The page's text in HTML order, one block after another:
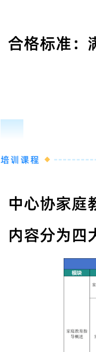
合格标准：
05
培训课程
中心协家庭
内容分为四